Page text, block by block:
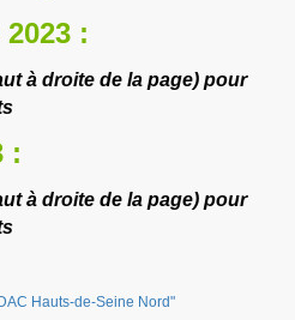
:
à droite de la page) pour
:
à droite de la page) pour
Hauts-de-Seine Nord"